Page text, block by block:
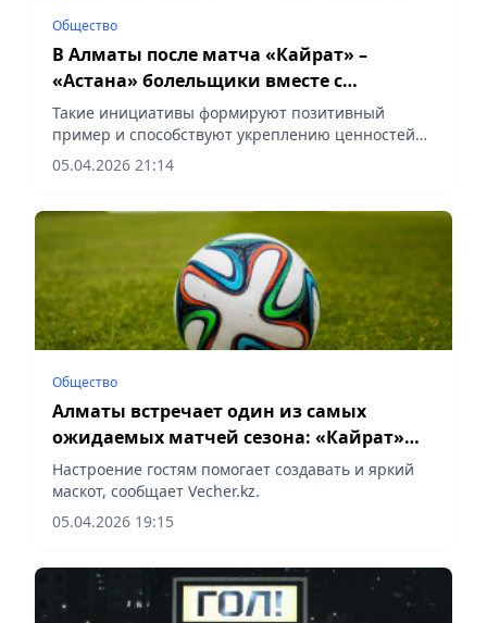
Общество
В Алматы после матча «Кайрат» –
«Астана» болельщики вместе с
волонтерами провели уборку стадиона
Такие инициативы формируют позитивный
пример и способствуют укреплению ценностей
чистоты и порядка, сообщает Vecher.kz.
05.04.2026 21:14
Общество
Алматы встречает один из самых
ожидаемых матчей сезона: «Кайрат»
против «Астаны»
Настроение гостям помогает создавать и яркий
маскот, сообщает Vecher.kz.
05.04.2026 19:15